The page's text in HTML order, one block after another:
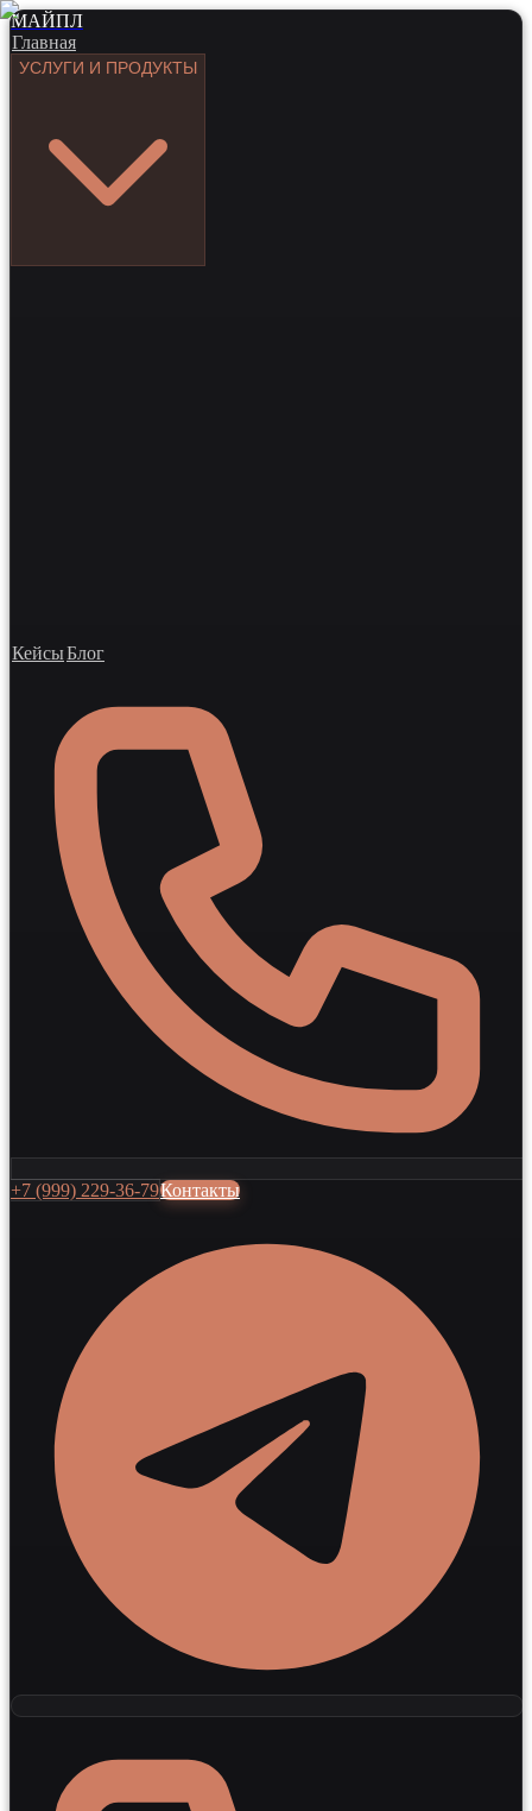
МАЙПЛ
Главная
УСЛУГИ И ПРОДУКТЫ
КейсыБлог
+7 (999) 229-36-79Контакты